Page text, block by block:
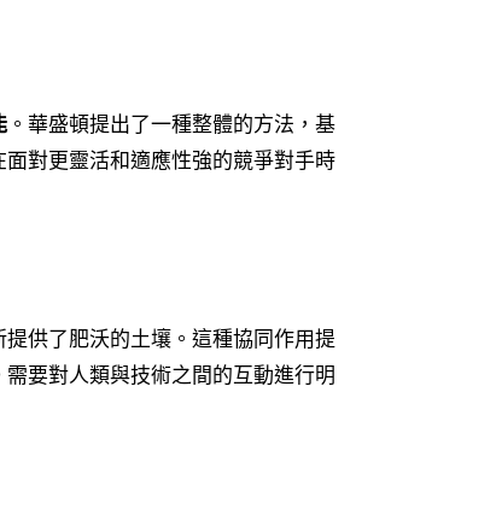
。華盛頓提出了一種整體的方法，基
對更靈活和適應性強的競爭對手時
提供了肥沃的土壤。這種協同作用提
要對人類與技術之間的互動進行明